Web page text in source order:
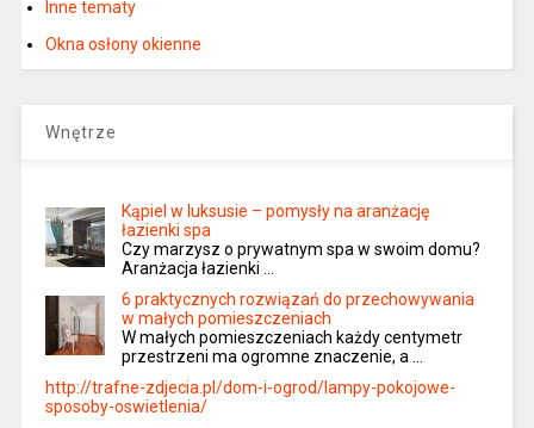
Inne tematy
Okna osłony okienne
Wnętrze
Kąpiel w luksusie – pomysły na aranżację
łazienki spa
Czy marzysz o prywatnym spa w swoim domu?
Aranżacja łazienki …
6 praktycznych rozwiązań do przechowywania
w małych pomieszczeniach
W małych pomieszczeniach każdy centymetr
przestrzeni ma ogromne znaczenie, a …
http://trafne-zdjecia.pl/dom-i-ogrod/lampy-pokojowe-
sposoby-oswietlenia/